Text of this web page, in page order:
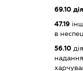
69.10
47.19
в
56.10